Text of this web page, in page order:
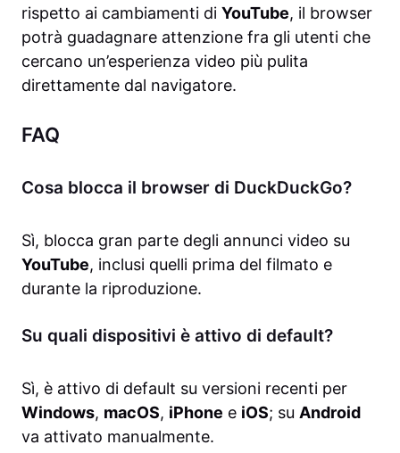
rispetto ai cambiamenti di YouTube, il browser
potrà guadagnare attenzione fra gli utenti che
cercano un’esperienza video più pulita
direttamente dal navigatore.
FAQ
Cosa blocca il browser di DuckDuckGo?
Sì, blocca gran parte degli annunci video su
YouTube, inclusi quelli prima del filmato e
durante la riproduzione.
Su quali dispositivi è attivo di default?
Sì, è attivo di default su versioni recenti per
Windows, macOS, iPhone e iOS; su Android
va attivato manualmente.